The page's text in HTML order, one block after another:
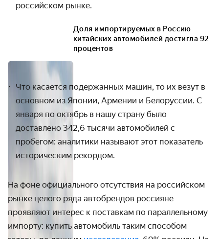
российском рынке.
Доля импортируемых в Россию
китайских автомобилей достигла 92
процентов
Что касается подержанных машин, то их везут в
основном из Японии, Армении и Белоруссии. С
января по октябрь в нашу страну было
доставлено 342,6 тысячи автомобилей с
пробегом: аналитики называют этот показатель
историческим рекордом.
На фоне официального отсутствия на российском
рынке целого ряда автобрендов россияне
проявляют интерес к поставкам по параллельному
импорту: купить автомобиль таким способом